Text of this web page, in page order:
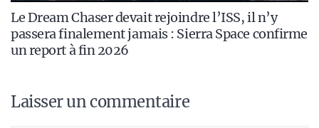
Le Dream Chaser devait rejoindre l’ISS, il n’y
passera finalement jamais : Sierra Space confirme
un report à fin 2026
Laisser un commentaire